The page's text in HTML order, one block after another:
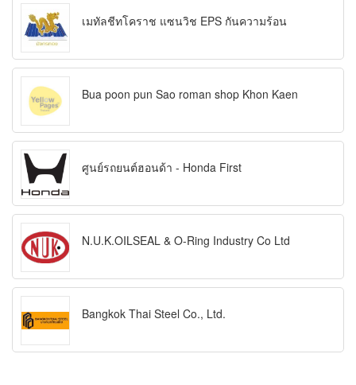
เมทัลชีทโคราช แซนวิช EPS กันความร้อน
Bua poon pun Sao roman shop Khon Kaen
ศูนย์รถยนต์ฮอนด้า - Honda First
N.U.K.OILSEAL & O-Ring Industry Co Ltd
Bangkok Thai Steel Co., Ltd.